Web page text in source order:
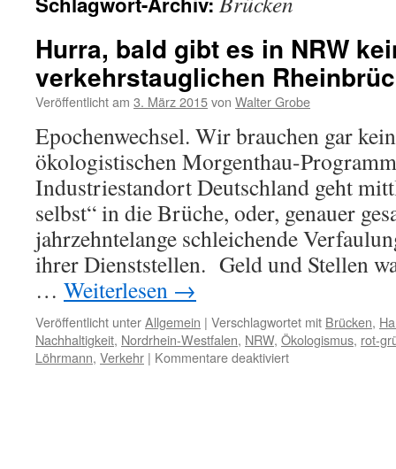
Hurra, bald gibt es in NRW
verkehrstauglichen
Veröffentlicht am 3. März 2015von Walter Grobe
Epochenwechsel. Wir brauchen gar
ökologistischen Morgenthau-
Industriestandort Deutschland geht
selbst“ in die Brüche, oder, genauer
jahrzehntelange schleichende
ihrer Dienststellen. Geld und Stellen
… Weiterlesen →
Veröffentlicht unterAllgemein | Verschlagwortet mit Brücken,
Nachhaltigkeit, Nordrhein-Westfalen, NRW, Ökologismus, rot-
Löhrmann, Verkehr | Kommentare deaktiviertfür